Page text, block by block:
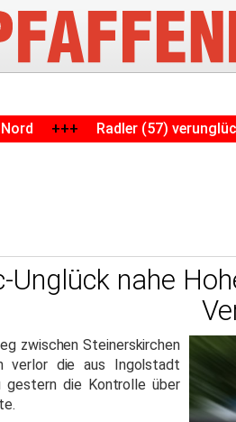
Radler (57) verunglückt in
Unglück nahe
zwischen Steinerskirchen
verlor die aus Ingolstadt
gestern die Kontrolle über